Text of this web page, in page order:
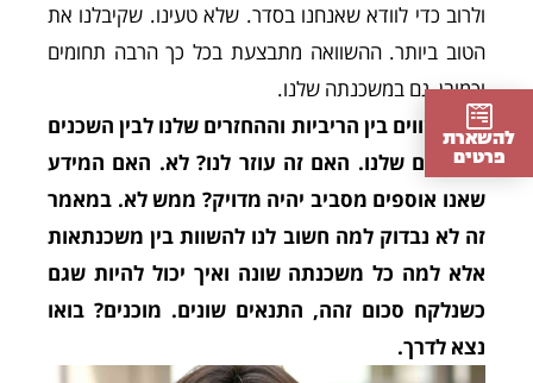
ולרוב כדי לוודא שאנחנו בסדר. שלא טעינו. שקיבלנו את
הטוב ביותר. ההשוואה מתבצעת בכל כך הרבה תחומים
וכמובן, גם במשכנתה שלנו.
אנו משווים בין הריביות וההחזרים שלנו לבין השכנים
והחברים שלנו. האם זה עוזר לנו? לא. האם המידע
שאנו אוספים מסביב יהיה מדויק? ממש לא. במאמר
זה לא נבדוק למה חשוב לנו להשוות בין משכנתאות
אלא למה כל משכנתה שונה ואיך יכול להיות שגם
כשנלקח סכום זהה, התנאים שונים. מוכנים? בואו
נצא לדרך.
להשארת
פרטים